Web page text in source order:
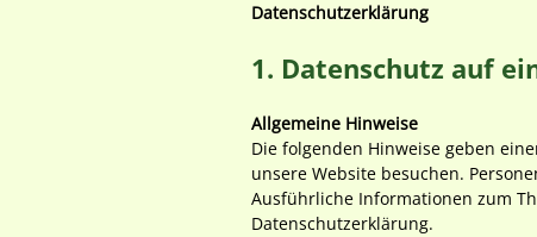
Datenschutzerklärung
1. Datenschutz auf
Allgemeine Hinweise
Die folgenden Hinweise geben
unsere Website besuchen.
Ausführliche Informationen zum
Datenschutzerklärung.